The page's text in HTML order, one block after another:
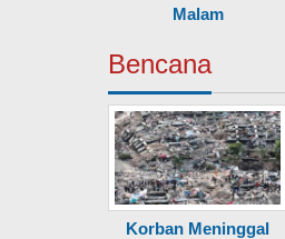
Malam
Bencana
Korban Meninggal